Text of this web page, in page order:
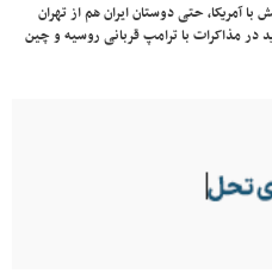
آمریکا، حتی دوستان ایران هم از تهران
در مذاکرات با ترامپ قربانی روسیه و چین